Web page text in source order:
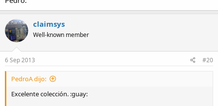
claimsys
Well-known member
6 Sep 2013 #20
PedroA dijo:
Excelente colección. :guay: